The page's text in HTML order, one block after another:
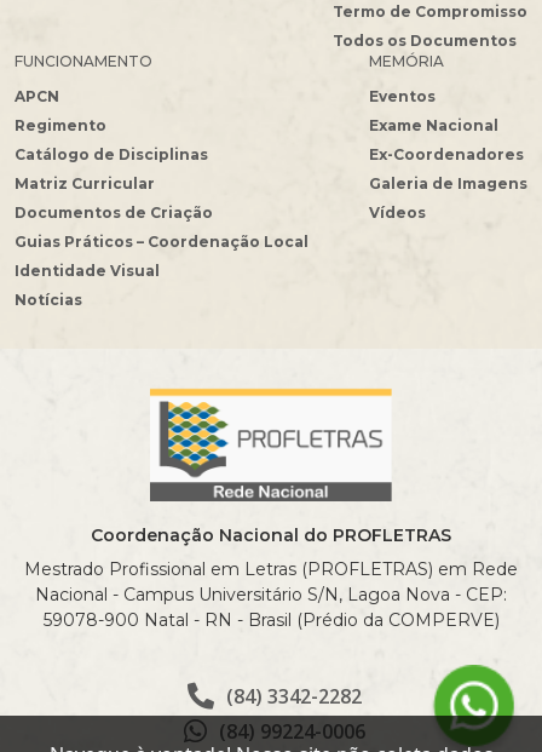
Termo de Compromisso
Todos os Documentos
FUNCIONAMENTO
APCN
Regimento
Catálogo de Disciplinas
Matriz Curricular
Documentos de Criação
Guias Práticos – Coordenação Local
Identidade Visual
MEMÓRIA
Eventos
Exame Nacional
Ex-Coordenadores
Galeria de Imagens
Vídeos
Notícias
Coordenação Nacional do PROFLETRAS
Mestrado Profissional em Letras (PROFLETRAS) em Rede
Nacional - Campus Universitário S/N, Lagoa Nova - CEP:
59078-900 Natal - RN - Brasil (Prédio da COMPERVE)
(84) 3342-2282
(84) 99224-0006